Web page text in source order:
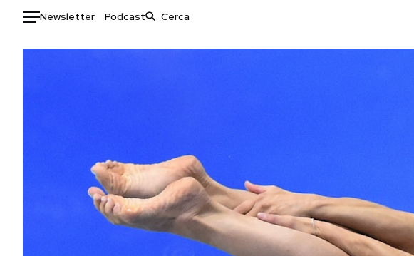
Newsletter Podcast
Auto
Politica
Tecnologia
Internet
Consumismi
Storie/Idee
Ok Boomer!
Media
Europa